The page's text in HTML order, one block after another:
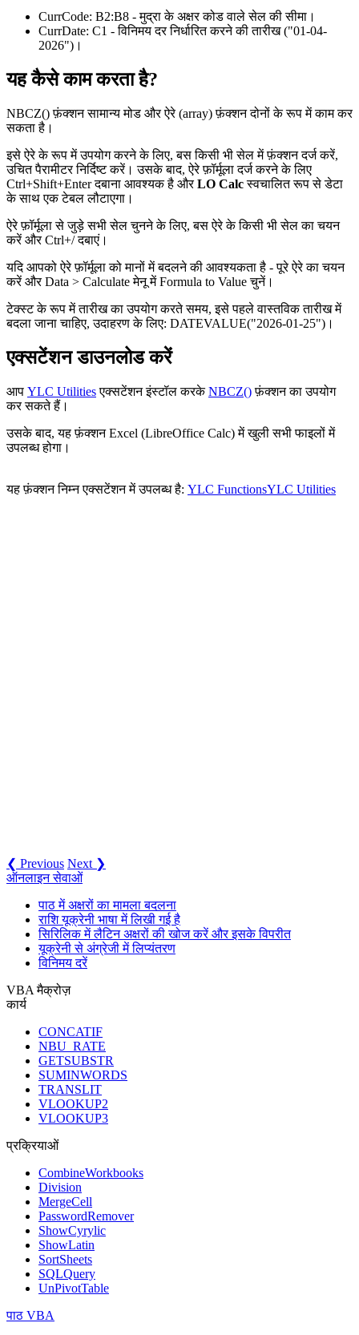
CurrCode: B2:B8 - मुद्रा के अक्षर कोड वाले सेल की सीमा।
CurrDate: C1 - विनिमय दर निर्धारित करने की तारीख("01-04-
2026") ।
यह कैसे काम करता है?
NBCZ() फ़ंक्शन सामान्य मोड और ऐरे (array) फ़ंक्शन दोनों के रूप में काम कर
सकता है।
इसे ऐरे के रूप में उपयोग करने के लिए, बस किसी भी सेल में फ़ंक्शन दर्ज करें,
उचित पैरामीटर निर्दिष्ट करें। उसके बाद, ऐरे फ़ॉर्मूला दर्ज करने के लिए
Ctrl+Shift+Enter दबाना आवश्यक है औरLO Calcस्वचालित रूप से डेटा
के साथ एक टेबल लौटाएगा।
ऐरे फ़ॉर्मूला से जुड़े सभी सेल चुनने के लिए, बस ऐरे के किसी भी सेल का चयन
करें और Ctrl+/दबाएं।
यदि आपको ऐरे फ़ॉर्मूला को मानों में बदलने की आवश्यकता है - पूरे ऐरे का चयन
करें औरData > Calculateमेनू मेंFormula to Valueचुनें।
टेक्स्ट के रूप में तारीख का उपयोग करते समय, इसे पहले वास्तविक तारीख में
बदला जाना चाहिए, उदाहरण के लिए: DATEVALUE("2026-01-25") ।
एक्सटेंशन डाउनलोड करें
आप YLC Utilitiesएक्सटेंशन इंस्टॉल करकेNBCZ()फ़ंक्शन का उपयोग
कर सकते हैं।
उसके बाद, यह फ़ंक्शन Excel (LibreOffice Calc) में खुली सभी फाइलों में
उपलब्ध होगा।
यह फ़ंक्शन निम्न एक्सटेंशन में उपलब्ध है: YLC FunctionsYLC Utilities
❮ Previous Next ❯
ऑनलाइन सेवाओं
पाठ में अक्षरों का मामला बदलना
राशि यूक्रेनी भाषा में लिखी गई है
सिरिलिक में लैटिन अक्षरों की खोज करें और इसके विपरीत
यूक्रेनी से अंग्रेजी में लिप्यंतरण
विनिमय दरें
VBA मैक्रोज़
कार्य
CONCATIF
NBU_RATE
GETSUBSTR
SUMINWORDS
TRANSLIT
VLOOKUP2
VLOOKUP3
प्रक्रियाओं
CombineWorkbooks
Division
MergeCell
PasswordRemover
ShowCyrylic
ShowLatin
SortSheets
SQLQuery
UnPivotTable
पाठ VBA